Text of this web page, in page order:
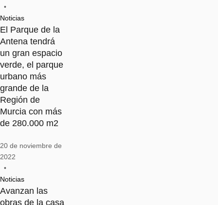
•
Noticias
El Parque de la
Antena tendrá
un gran espacio
verde, el parque
urbano más
grande de la
Región de
Murcia con más
de 280.000 m2
20 de noviembre de
2022
•
Noticias
Avanzan las
obras de la casa